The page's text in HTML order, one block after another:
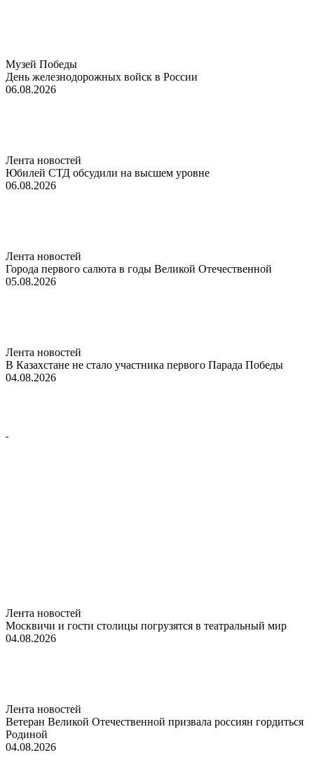
Музей Победы
День железнодорожных войск в России
06.08.2026
Лента новостей
Юбилей СТД обсудили на высшем уровне
06.08.2026
Лента новостей
Города первого салюта в годы Великой Отечественной
05.08.2026
Лента новостей
В Казахстане не стало участника первого Парада Победы
04.08.2026
Лента новостей
Москвичи и гости столицы погрузятся в театральный мир
04.08.2026
Лента новостей
Ветеран Великой Отечественной призвала россиян гордиться
Родиной
04.08.2026